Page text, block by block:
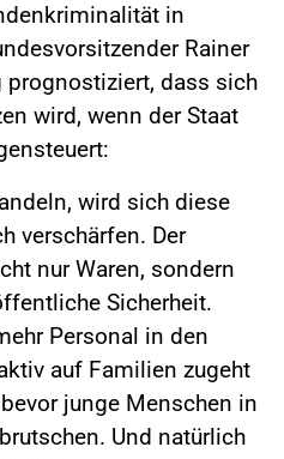
in
Rainer
prognostiziert, dass sich
wird, wenn der Staat
wird sich diese
verschärfen. Der
nur Waren, sondern
Sicherheit.
Personal in den
auf Familien zugeht
junge Menschen in
Und natürlich